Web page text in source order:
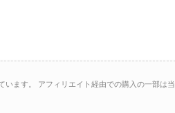
ます。 アフィリエイト経由での購入の一部は当